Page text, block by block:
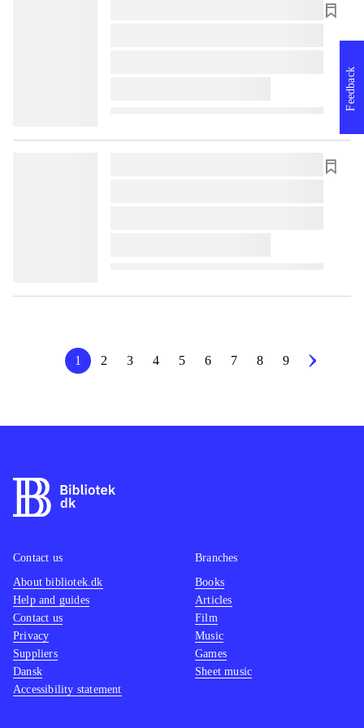
lorem ipsum dolor sit amet ...
lorem ipsum dolor sit amet ...
lorem ipsum dolor sit amet ...
lorem ipsum dolor sit amet ...
1 2 3 4 5 6 7 8 9
Feedback
Contact us
About bibliotek.dk
Help and guides
Contact us
Privacy
Suppliers
Dansk
Accessibility statement
Branches
Books
Articles
Film
Music
Games
Sheet music